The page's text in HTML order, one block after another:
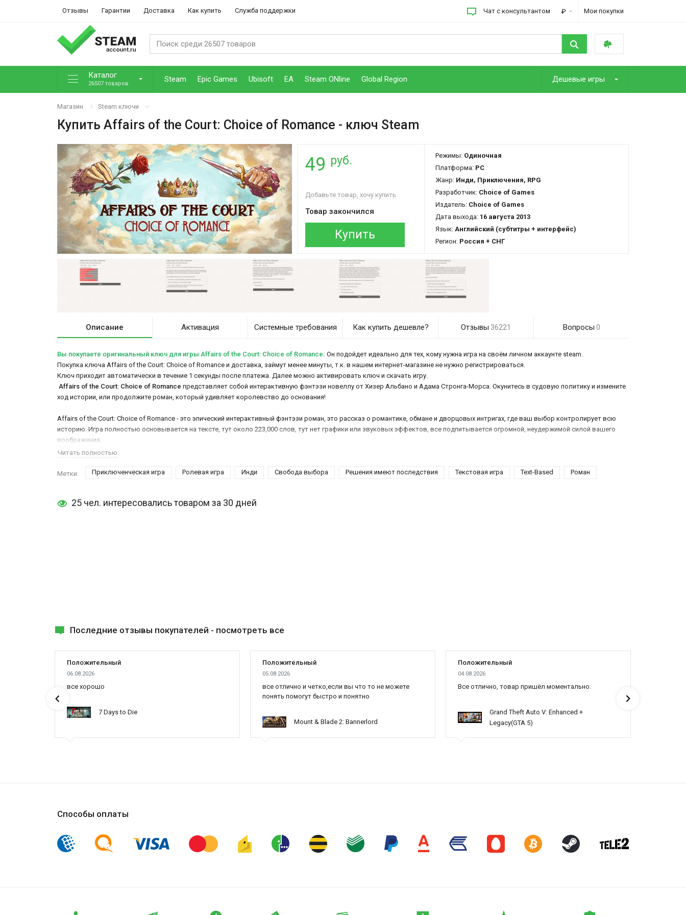
Отзывы Гарантии Доставка Как купить Служба поддержки Чат с консультантом ₽ Мои покупки
Каталог
26507 товаров Steam Epic Games Ubisoft EA Steam ONline Global Region Дешевые игры
Магазин Steam ключи
Купить Affairs of the Court: Choice of Romance - ключ Steam
49 руб.
Добавьте товар, хочу купить
Товар закончился
Купить
Режимы: Одиночная
Платформа: PC
Жанр: Инди, Приключения, RPG
Разработчик: Choice of Games
Издатель: Choice of Games
Дата выхода: 16 августа 2013
Язык: Английский (субтитры + интерфейс)
Регион: Россия + СНГ
Описание Активация Системные требования Как купить дешевле? Отзывы 36221 Вопросы 0
Вы покупаете оригинальный ключ для игры Affairs of the Court: Choice of Romance. Он подойдет идеально для тех, кому нужна игра на своём личном аккаунте steam.
Покупка ключа Affairs of the Court: Choice of Romance и доставка, займут менее минуты, т.к. в нашем интернет-магазине не нужно регистрироваться.
Ключ приходит автоматически в течение 1 секунды после платежа. Далее можно активировать ключ и скачать игру.
Affairs of the Court: Choice of Romance представляет собой интерактивную фэнтэзи новеллу от Хизер Альбано и Адама Стронга-Морса. Окунитесь в судовую политику и измените
ход истории, или продолжите роман, который удивляет королевство до основания!
Affairs of the Court: Choice of Romance - это эпический интерактивный фэнтэзи роман, это рассказ о романтике, обмане и дворцовых интригах, где ваш выбор контролирует всю
историю. Игра полностью основывается на тексте, тут около 223,000 слов, тут нет графики или звуковых эффектов, все подпитывается огромной, неудержимой силой вашего
воображения.
Читать полностью
Метки: Приключенческая игра Ролевая игра Инди Свобода выбора Решения имеют последствия Текстовая игра Text-Based Роман
25 чел. интересовались товаром за 30 дней
Последние отзывы покупателей - посмотреть все
Положительный
06.08.2026
все хорошо
7 Days to Die
Положительный
05.08.2026
все отлично и четко,если вы что то не можете
понять помогут быстро и понятно
Mount & Blade 2: Bannerlord
Положительный
04.08.2026
Все отлично, товар пришёл моментально.
Grand Theft Auto V: Enhanced +
Legacy(GTA 5)
Способы оплаты